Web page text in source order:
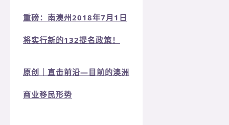
重磅：南澳州2018年7月1日
将实行新的132提名政策！
原创｜直击前沿—目前的澳洲
商业移民形势